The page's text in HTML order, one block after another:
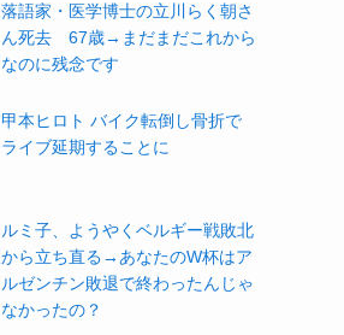
落語家・医学博士の立川らく朝さ
ん死去 67歳→まだまだこれから
なのに残念です
甲本ヒロト バイク転倒し骨折で
ライブ延期することに
ルミ子、ようやくベルギー戦敗北
から立ち直る→あなたのW杯はア
ルゼンチン敗退で終わったんじゃ
なかったの？